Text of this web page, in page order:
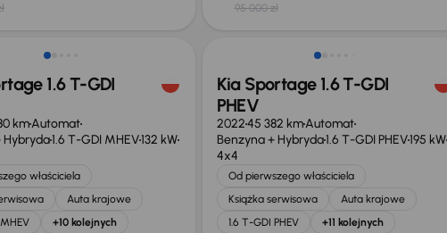
95 000 zł
000 zł
1.6 T-GDI
kmAutomat
Hybryda1.6 T-GDI MHEV132 kW
właściciela
Auta krajowe
+10 kolejnych
Taniej o 4 000 zł
Kia Sportage 1.6 T-GDI
PHEV
202245 382 kmAutomat
Benzyna + Hybryda1.6 T-GDI PHEV195 kW
4x4
Od pierwszego właściciela
Książka serwisowa
Auta krajowe
1.6 T-GDI PHEV
+11 kolejnych